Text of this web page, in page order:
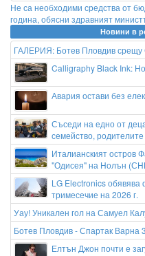
Не са необходими средства от
година, обясни здравният
Новини в
ГАЛЕРИЯ: Ботев Пловдив срещу
Calligraphy Black Ink:
Авария остави без
Съседи на едно от
семейство,
Италианският остров
"Одисея" на Нолън
LG Electronics обявява
тримесечие на 2026 г.
Уау! Уникален гол на Самуел
Ботев Пловдив - Спартак Варна
Елтън Джон почти е